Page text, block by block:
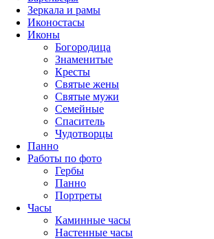
Зеркала и рамы
Иконостасы
Иконы
Богородица
Знаменитые
Кресты
Святые жены
Святые мужи
Семейные
Спаситель
Чудотворцы
Панно
Работы по фото
Гербы
Панно
Портреты
Часы
Каминные часы
Настенные часы